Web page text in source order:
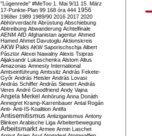
"Lügenrede" #MeToo 1. Mai 9/11 15. März
17-Punkte-Plan 99 168 óra 444 1956
1968er 1989 1989/90 2016 2017 2020
Abhörverdacht Abrüstung Abschiebung
Abtreibung Abwanderung Achtelfinale
AENM AfD Afghanistan agentur Ahmed
Hamed Ahmet Davutoglu Aktionskreis
AKW Paks AKW Saporischschja Albert
Pásztor Alexei Nawalny Alexis Tsipras
Aljaksandr Lukaschenka Alstom Altus
Amazonas Amnesty International
Amtseinführung Amtssitz András Fekete-
Győr András Heisler András Lovasi
András Schiffer András Siewert András
Veres André Goodfriend Andy Vajna
Angela Merkel Anhörung Anna Donáth
Annegret Kramp-Karrenbauer Antal Rogán
Anti- Anti-IS-Koalition Antifa
Antisemitismus Antiziganismus Antony
Blinken Arabische Liga Arbeiterbewegung
Arbeitsmarkt Armee Armin Laschet